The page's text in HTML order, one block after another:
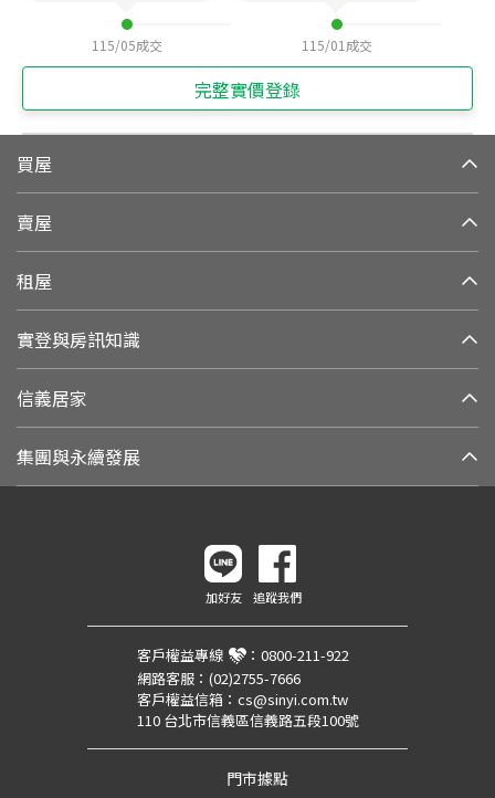
115/05成交 115/01 成交
完整實價登錄
買屋
賣屋
租屋
實登與房訊知識
信義居家
集團與永續發展
加好友 追蹤我們
客戶權益專線 ： 0800-211-922
網路客服： (02)2755-7666
客戶權益信箱： cs@sinyi.com.tw
110 台北市信義區信義路五段100號
門市據點